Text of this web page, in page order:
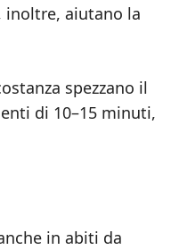
inoltre, aiutano la
spezzano il
di 10–15 minuti,
in abiti da